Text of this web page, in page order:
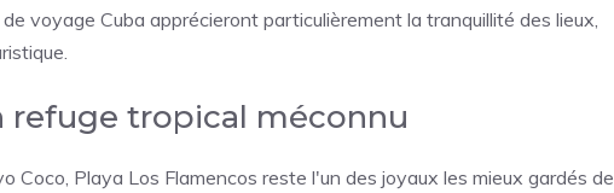
voyage Cuba apprécieront particulièrement la tranquillité des lieux,
refuge tropical méconnu
Coco, Playa Los Flamencos reste l'un des joyaux les mieux gardés de